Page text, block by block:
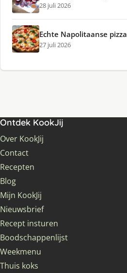
28 juli 2026
Echte Napolitaanse pizza
27 juli 2026
Ontdek KookJij
Over KookJij
Contact
Recepten
Blog
Mijn KookJij
Nieuwsbrief
Recept insturen
Boodschappenlijst
Weekmenu
Thuis koks